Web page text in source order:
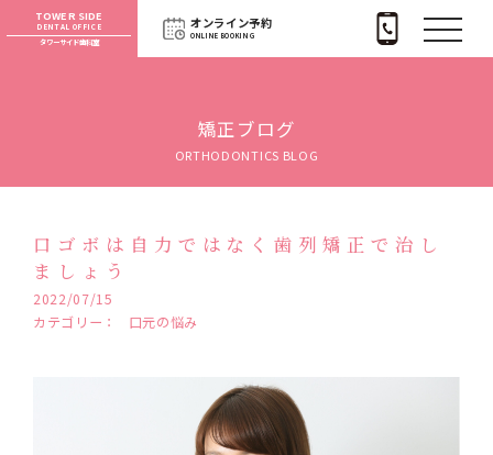
TOWER SIDE
DENTAL OFFICE
タワーサイド歯科室
オンライン予約
ONLINE BOOKING
矯正ブログ
ORTHODONTICS BLOG
口ゴボは自力ではなく歯列矯正で治し
ましょう
2022/07/15
カテゴリー：
口元の悩み